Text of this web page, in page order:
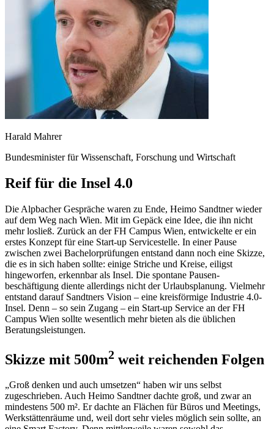
Harald Mahrer
Bundesminister für Wissenschaft, Forschung und Wirtschaft
Reif für die Insel 4.0
Die Alpbacher Gespräche waren zu Ende, Heimo Sandtner wieder
auf dem Weg nach Wien. Mit im Gepäck eine Idee, die ihn nicht
mehr losließ. Zurück an der FH Campus Wien, entwickelte er ein
erstes Konzept für eine Start-up Servicestelle. In einer Pause
zwischen zwei Bachelorprüfungen entstand dann noch eine Skizze,
die es in sich haben sollte: einige Striche und Kreise, eiligst
hingeworfen, erkennbar als Insel. Die spontane Pausen­
beschäftigung diente allerdings nicht der Urlaubsplanung. Vielmehr
entstand darauf Sandtners Vision – eine kreisförmige Industrie 4.0-
Insel. Denn – so sein Zugang – ein Start-up Service an der FH
Campus Wien sollte wesentlich mehr bieten als die üblichen
Beratungsleistungen.
Skizze mit 500m2 weit reichenden Folgen
„Groß denken und auch umsetzen“ haben wir uns selbst
zugeschrieben. Auch Heimo Sandtner dachte groß, und zwar an
mindestens 500 m². Er dachte an Flächen für Büros und Meetings,
Werkstättenräume und, weil dort sehr vieles möglich sein sollte, an